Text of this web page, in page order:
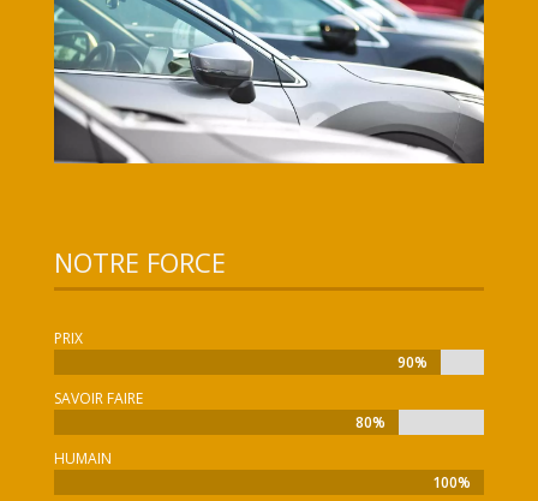
NOTRE FORCE
PRIX
90%
90%
SAVOIR FAIRE
80%
80%
HUMAIN
100%
100%